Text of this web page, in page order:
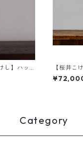
し】ハッ
【桜井
心松華〈
し模様
Category